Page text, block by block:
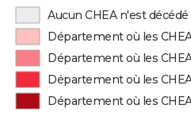
Aucun CHEA n'est
Département où les
Département où les
Département où les
Département où les